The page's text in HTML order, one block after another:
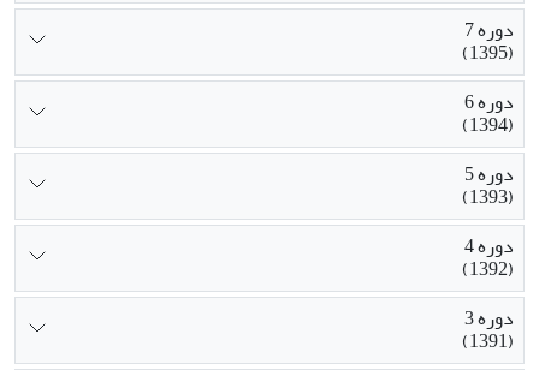
دوره 7
(1395)
دوره 6
(1394)
دوره 5
(1393)
دوره 4
(1392)
دوره 3
(1391)